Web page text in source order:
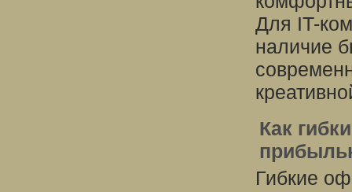
Для IT-
наличие
Как
Гибкие